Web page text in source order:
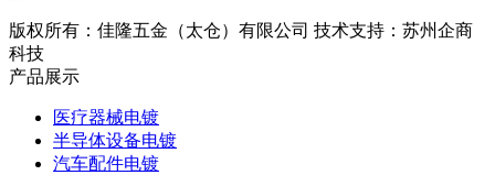
版权所有：佳隆五金（太仓）有限公司 技术支持：苏州企商
科技
产品展示
医疗器械电镀
半导体设备电镀
汽车配件电镀